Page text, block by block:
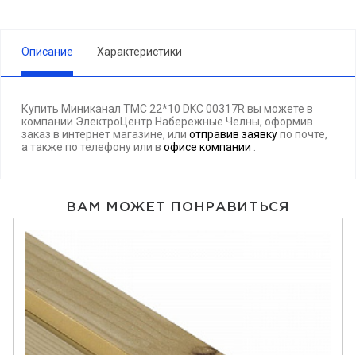
Описание Характеристики
Купить Миниканал TMC 22*10 DKC 00317R вы можете в
компании ЭлектроЦентр Набережные Челны, оформив
заказ в интернет магазине, или отправив заявкупо почте,
а также по телефонуили в офисе компании
ВАМ МОЖЕТ ПОНРАВИТЬСЯ